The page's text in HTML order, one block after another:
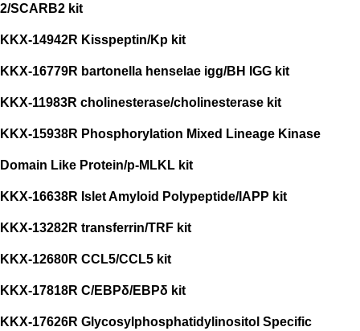
2/SCARB2 kit
KKX-14942R Kisspeptin/Kp kit
KKX-16779R bartonella henselae igg/BH IGG kit
KKX-11983R cholinesterase/cholinesterase kit
KKX-15938R Phosphorylation Mixed Lineage Kinase
Domain Like Protein/p-MLKL kit
KKX-16638R Islet Amyloid Polypeptide/IAPP kit
KKX-13282R transferrin/TRF kit
KKX-12680R CCL5/CCL5 kit
KKX-17818R C/EBPδ/EBPδ kit
KKX-17626R Glycosylphosphatidylinositol Specific